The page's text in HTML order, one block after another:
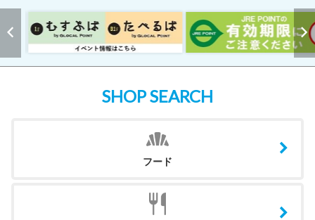
SHOP SEARCH
フード